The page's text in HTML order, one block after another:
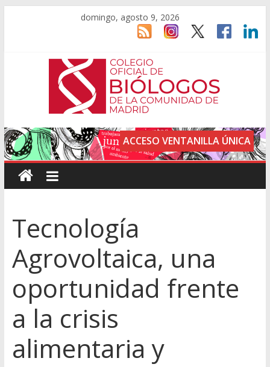
domingo, agosto 9, 2026
ACCESO VENTANILLA ÚNICA
Tecnología
Agrovoltaica, una
oportunidad frente
a la crisis
alimentaria y